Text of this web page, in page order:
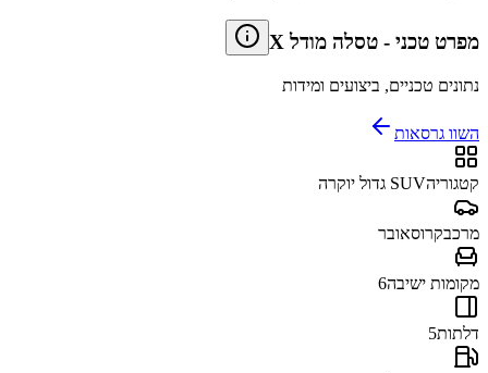
מפרט טכני - טסלה מודל X
נתונים טכניים, ביצועים ומידות
השוו גרסאות
קטגוריהSUV גדול יוקרה
מרכבקרוסאובר
מקומות ישיבה6
דלתות5